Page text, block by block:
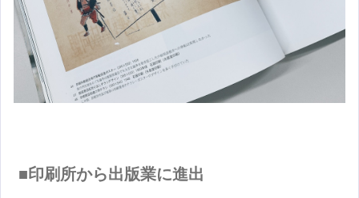
■印刷所から出版業に進出